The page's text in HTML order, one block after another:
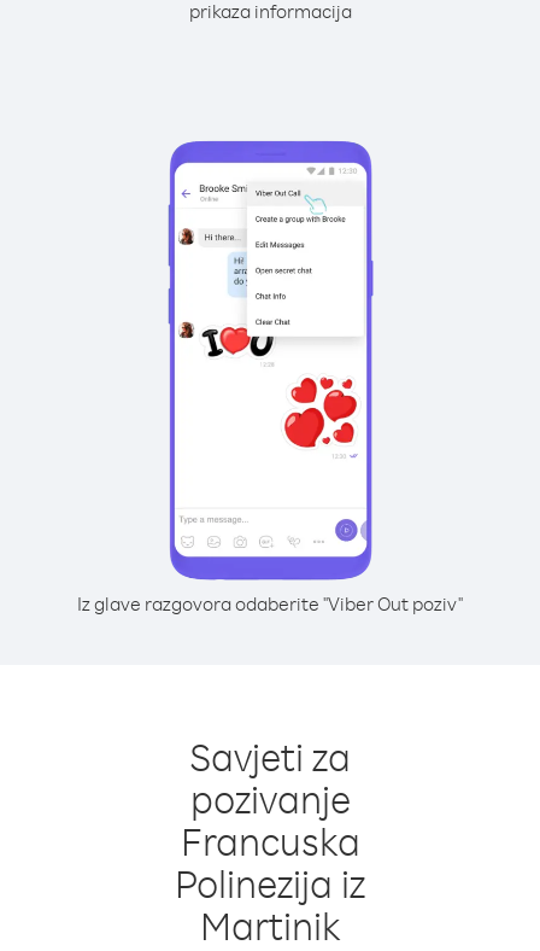
prikaza informacija
Iz glave razgovora odaberite "Viber Out poziv"
Savjeti za
pozivanje
Francuska
Polinezija iz
Martinik